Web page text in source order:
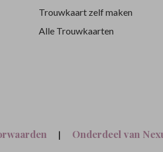
Trouwkaart zelf maken
Alle Trouwkaarten
| Onderdeel van